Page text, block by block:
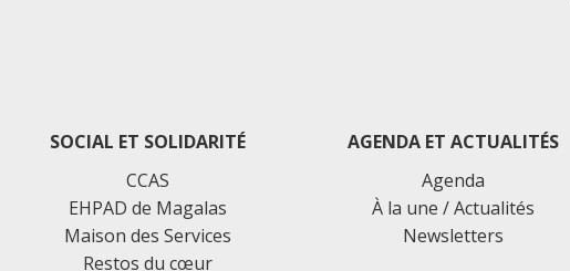
SOCIAL ET SOLIDARITÉ
CCAS
EHPAD de Magalas
Maison des Services
Restos du cœur
AGENDA ET ACTUALITÉS
Agenda
À la une / Actualités
Newsletters